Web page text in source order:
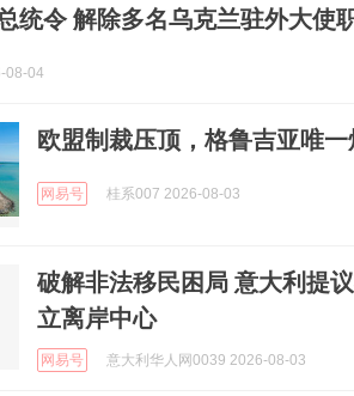
统令 解除多名乌克兰驻外大使
08-04
欧盟制裁压顶，格鲁吉亚唯
网易号 桂系007 2026-08-03
破解非法移民困局 意大利提
立离岸中心
网易号 意大利华人网0039 2026-08-03